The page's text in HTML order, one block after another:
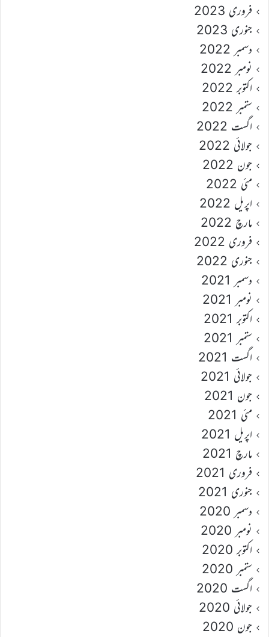
فروری 2023
جنوری 2023
دسمبر 2022
نومبر 2022
اکتوبر 2022
ستمبر 2022
اگست 2022
جولائی 2022
جون 2022
مئی 2022
اپریل 2022
مارچ 2022
فروری 2022
جنوری 2022
دسمبر 2021
نومبر 2021
اکتوبر 2021
ستمبر 2021
اگست 2021
جولائی 2021
جون 2021
مئی 2021
اپریل 2021
مارچ 2021
فروری 2021
جنوری 2021
دسمبر 2020
نومبر 2020
اکتوبر 2020
ستمبر 2020
اگست 2020
جولائی 2020
جون 2020